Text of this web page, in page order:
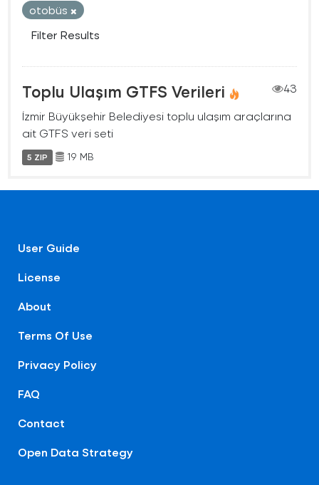
otobüs
Filter Results
Toplu Ulaşım GTFS Verileri
43
İzmir Büyükşehir Belediyesi toplu ulaşım araçlarına
ait GTFS veri seti
5 ZIP 19 MB
User Guide
License
About
Terms Of Use
Privacy Policy
FAQ
Contact
Open Data Strategy